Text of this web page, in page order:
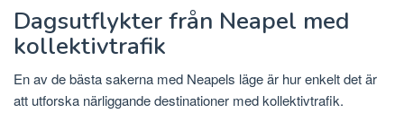
Dagsutflykter från Neapel med
kollektivtrafik
En av de bästa sakerna med Neapels läge är hur enkelt det är
att utforska närliggande destinationer med kollektivtrafik.